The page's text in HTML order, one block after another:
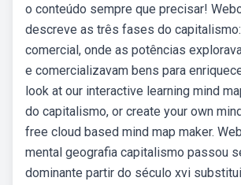
o conteúdo sempre que precisar!
descreve as três fases do
comercial, onde as potências
e comercializavam bens para
look at our interactive learning mind
do capitalismo, or create your own
free cloud based mind map maker.
mental geografia capitalismo passou
dominante partir do século xvi